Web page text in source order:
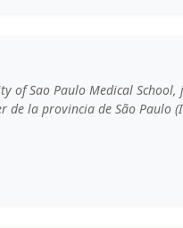
of Sao Paulo Medical School,
la provincia de São Paulo